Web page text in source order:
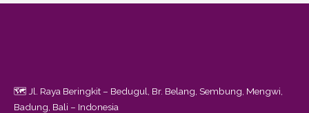
🗺️ Jl. Raya Beringkit – Bedugul, Br. Belang, Sembung, Mengwi,
Badung, Bali – Indonesia